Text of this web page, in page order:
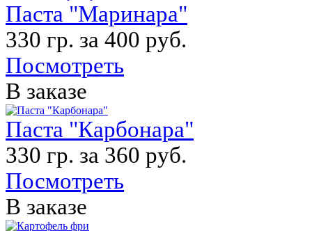
Паста "Маринара"
330 гр. за 400 руб.
Посмотреть
В заказе
Паста "Карбонара"
330 гр. за 360 руб.
Посмотреть
В заказе